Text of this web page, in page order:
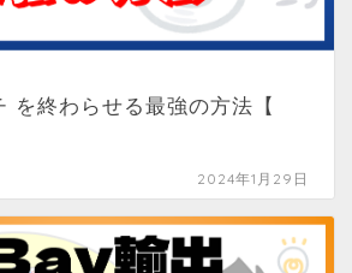
を終わらせる最強の方法【
2024年1月29日